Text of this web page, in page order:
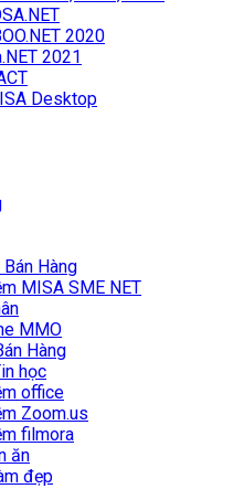
2020
2021
Desktop
Hàng
MISA SME NET
MMO
Hàng
học
office
Zoom.us
filmora
ăn
đẹp